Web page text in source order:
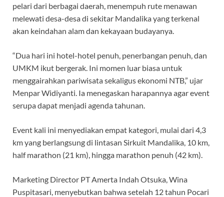
pelari dari berbagai daerah, menempuh rute menawan
melewati desa-desa di sekitar Mandalika yang terkenal
akan keindahan alam dan kekayaan budayanya.
“Dua hari ini hotel-hotel penuh, penerbangan penuh, dan
UMKM ikut bergerak. Ini momen luar biasa untuk
menggairahkan pariwisata sekaligus ekonomi NTB,” ujar
Menpar Widiyanti. Ia menegaskan harapannya agar event
serupa dapat menjadi agenda tahunan.
Event kali ini menyediakan empat kategori, mulai dari 4,3
km yang berlangsung di lintasan Sirkuit Mandalika, 10 km,
half marathon (21 km), hingga marathon penuh (42 km).
Marketing Director PT Amerta Indah Otsuka, Wina
Puspitasari, menyebutkan bahwa setelah 12 tahun Pocari